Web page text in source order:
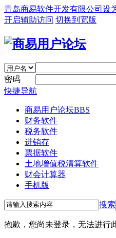
青岛商易软件开发有限公司 设
开启辅助访问 切换到宽版
密码
快捷导航
商易用户论坛BBS
财务软件
税务软件
进销存
票据软件
土地增值税清算软件
财会计算器
手机版
搜索
抱歉，您尚未登录，无法进行